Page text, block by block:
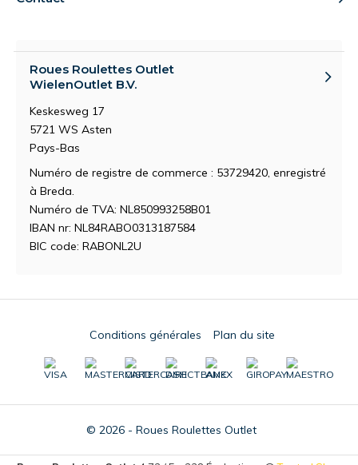
Roues Roulettes Outlet
WielenOutlet B.V.
Keskesweg 17
5721 WS Asten
Pays-Bas
Numéro de registre de commerce : 53729420, enregistré
à Breda.
Numéro de TVA: NL850993258B01
IBAN nr: NL84RABO0313187584
BIC code: RABONL2U
© 2026 - Roues Roulettes Outlet
Conditions générales Plan du site